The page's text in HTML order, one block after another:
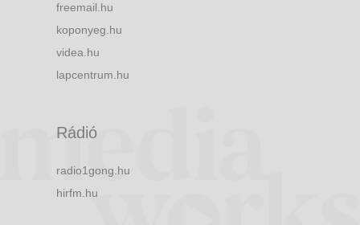
freemail.hu
koponyeg.hu
videa.hu
lapcentrum.hu
Rádió
radio1gong.hu
hirfm.hu